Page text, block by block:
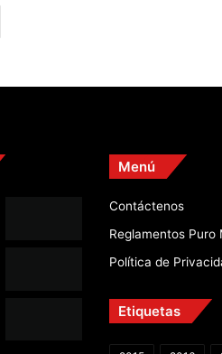
Menú
Contáctenos
Reglamentos Puro
Política de
Etiquetas